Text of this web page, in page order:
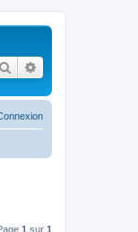
Rechercher
1 sur 1